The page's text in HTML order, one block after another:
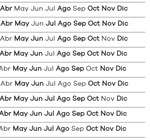
Abr May Jun Jul Ago Sep Oct Nov Dic
Abr May Jun Jul Ago Sep Oct Nov Dic
Abr May Jun Jul Ago Sep Oct Nov Dic
Abr May Jun Jul Ago Sep Oct Nov Dic
May Jun Jul Ago Sep Oct Nov Dic
Abr May Jun Jul Ago Sep Oct Nov Dic
Abr May Jun Jul Ago Sep Oct Nov Dic
May Jun Jul Ago Sep Oct Nov Dic
May Jun Jul Ago Sep Oct Nov Dic